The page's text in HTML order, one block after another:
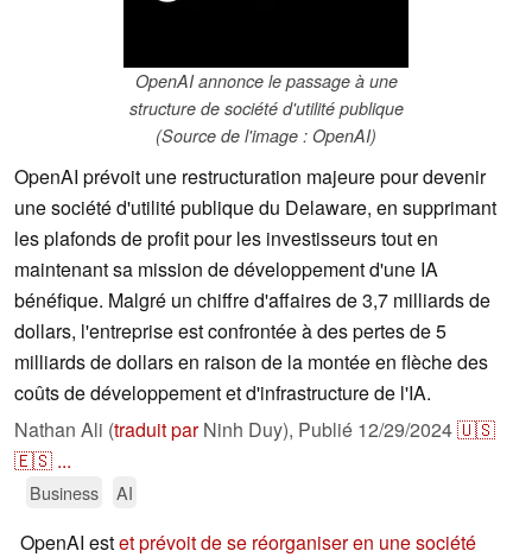
OpenAI annonce le passage à une
structure de société d'utilité publique
(Source de l'image : OpenAI)
OpenAI prévoit une restructuration majeure pour devenir
une société d'utilité publique du Delaware, en supprimant
les plafonds de profit pour les investisseurs tout en
maintenant sa mission de développement d'une IA
bénéfique. Malgré un chiffre d'affaires de 3,7 milliards de
dollars, l'entreprise est confrontée à des pertes de 5
milliards de dollars en raison de la montée en flèche des
coûts de développement et d'infrastructure de l'IA.
Nathan Ali (traduit parNinh Duy), Publié 12/29/2024🇺🇸
🇪🇸 ...
Business AI
OpenAI estet prévoit de se réorganiser en une société